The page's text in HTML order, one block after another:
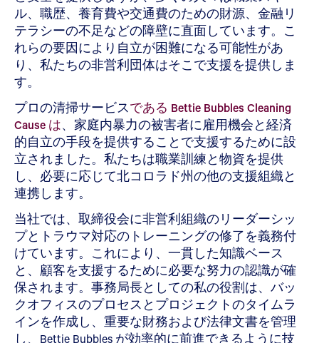
ル、職歴、養育費や交通費のための財源、金融リ
テラシーの不足などの障壁に直面しています。こ
れらの要因により自立が困難になる可能性があ
り、私たちの非営利団体はそこで支援を提供しま
す。
プロの清掃サービスである Bettie Bubbles Cleaning
Cause は、家庭内暴力の被害者に雇用機会と経済
的自立の手段を提供することで支援するために設
立されました。私たちは職業訓練と物資を提供
し、必要に応じて北コロラド州の他の支援組織と
連携します。
当社では、取締役会に非営利組織のリーダーシッ
プとトラウマ対応のトレーニングの修了を義務付
けています。これにより、一貫した知識ベース
と、顧客を支援するために必要な努力の認識が確
保されます。事務局長としての私の役割は、バッ
クオフィスのプロセスとプロジェクトのタイムラ
インを作成し、重要な財務および法律文書を管理
し、Bettie Bubbles が効率的に前進できるように技